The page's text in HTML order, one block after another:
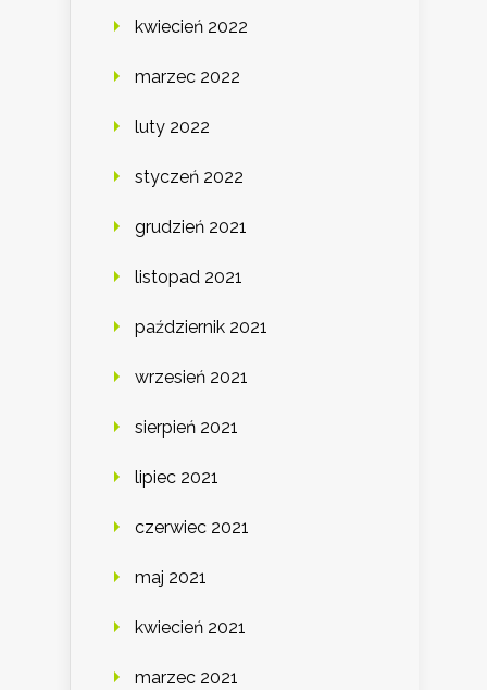
kwiecień 2022
marzec 2022
luty 2022
styczeń 2022
grudzień 2021
listopad 2021
październik 2021
wrzesień 2021
sierpień 2021
lipiec 2021
czerwiec 2021
maj 2021
kwiecień 2021
marzec 2021